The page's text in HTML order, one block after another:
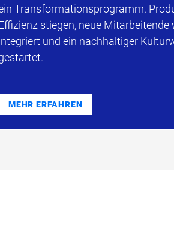
Transformationsprogramm.
stiegen, neue Mitarbeitende
und ein nachhaltiger
MEHR ERFAHREN